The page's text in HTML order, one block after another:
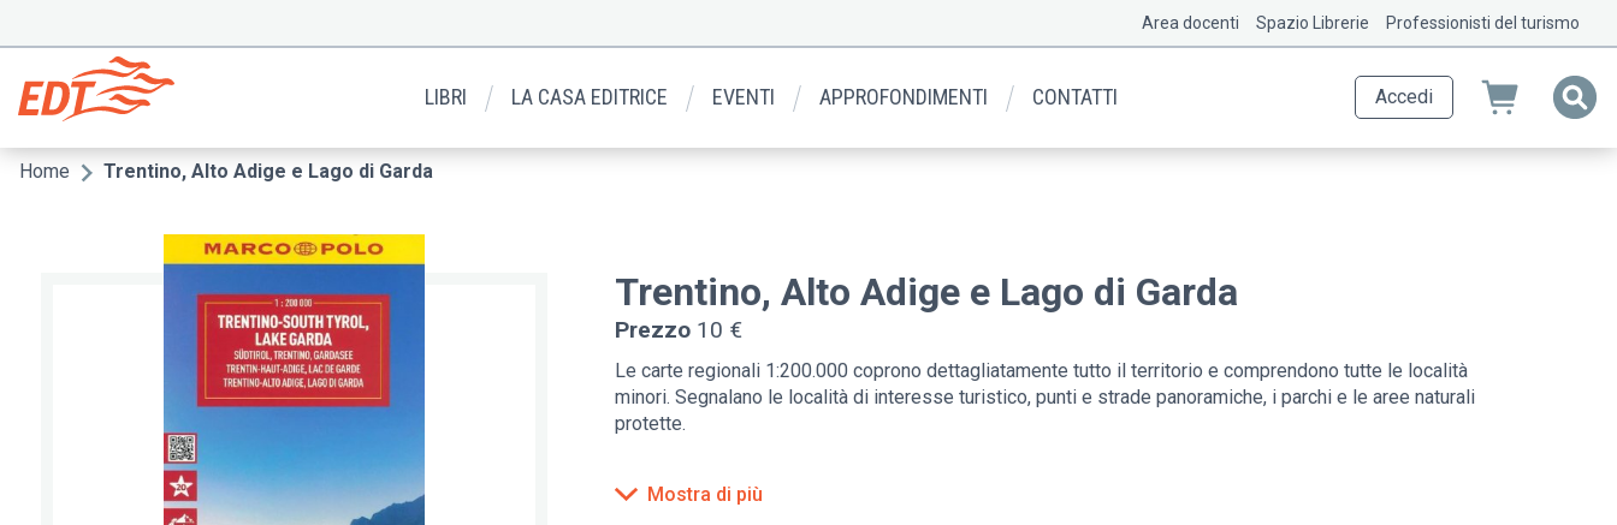
contenuto
principale
Menu
secondario
Area docenti Spazio Librerie Professionisti del turismo
LIBRI LA CASA EDITRICE EVENTI APPROFONDIMENTI CONTATTI Accedi
Briciole
Home Trentino, Alto Adige e Lago di Garda
Trentino, Alto Adige e Lago di Garda
Prezzo 10 €
Le carte regionali 1:200.000 coprono dettagliatamente tutto il territorio e comprendono tutte le località
minori. Segnalano le località di interesse turistico, punti e strade panoramiche, i parchi e le aree naturali
protette.
Mostra di più